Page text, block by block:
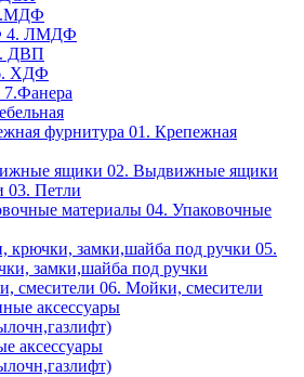
4. ЛМДФ
ДВП
ХДФ
7.Фанера
01. Крепежная
02. Выдвижные ящики
03. Петли
04. Упаковочные
05.
замки,шайба под ручки
06. Мойки, смесители
аксессуары